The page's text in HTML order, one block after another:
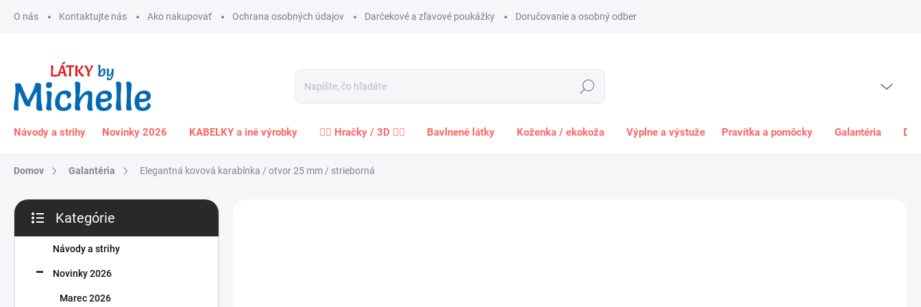
O nás Kontaktujte nás Ako nakupovať Ochrana osobných údajov Darčekové a zľavové poukážky Doručovanie a osobný odber
Hľadať
Návody a strihy Novinky 2026 KABELKY a iné výrobky 🧍‍♀️ Hračky / 3D 🧍‍♂️ Bavlnené látky Koženka / ekokoža Výplne a výstuže Pravítka a pomôcky Galantéria
Domov Galantéria Elegantná kovová karabínka / otvor 25 mm / strieborná
B
č
kategórie
Kategórie
Návody a strihy
Novinky 2026
Marec 2026